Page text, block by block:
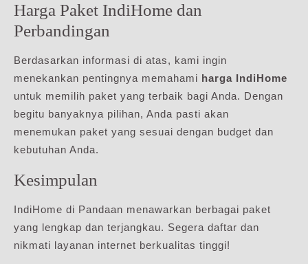
Harga Paket IndiHome dan
Perbandingan
Berdasarkan informasi di atas, kami ingin
menekankan pentingnya memahami harga IndiHome
untuk memilih paket yang terbaik bagi Anda. Dengan
begitu banyaknya pilihan, Anda pasti akan
menemukan paket yang sesuai dengan budget dan
kebutuhan Anda.
Kesimpulan
IndiHome di Pandaan menawarkan berbagai paket
yang lengkap dan terjangkau. Segera daftar dan
nikmati layanan internet berkualitas tinggi!